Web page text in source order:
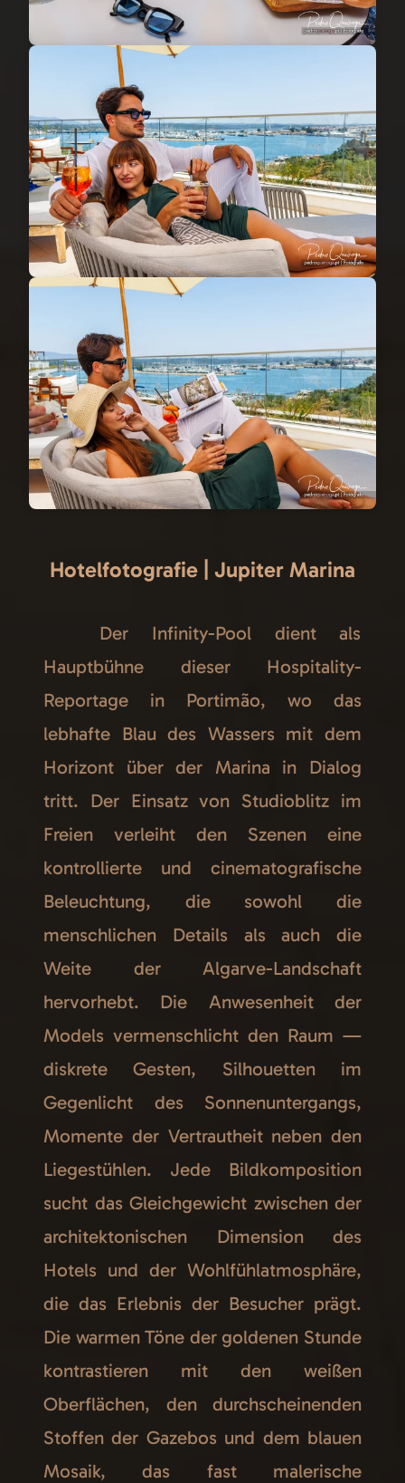
Hotelfotografie | Jupiter Marina
Der Infinity-Pool dient als
Hauptbühne dieser Hospitality-
Reportage in Portimão, wo das
lebhafte Blau des Wassers mit dem
Horizont über der Marina in Dialog
tritt. Der Einsatz von Studioblitz im
Freien verleiht den Szenen eine
kontrollierte und cinematografische
Beleuchtung, die sowohl die
menschlichen Details als auch die
Weite der Algarve-Landschaft
hervorhebt. Die Anwesenheit der
Models vermenschlicht den Raum —
diskrete Gesten, Silhouetten im
Gegenlicht des Sonnenuntergangs,
Momente der Vertrautheit neben den
Liegestühlen. Jede Bildkomposition
sucht das Gleichgewicht zwischen der
architektonischen Dimension des
Hotels und der Wohlfühlatmosphäre,
die das Erlebnis der Besucher prägt.
Die warmen Töne der goldenen Stunde
kontrastieren mit den weißen
Oberflächen, den durchscheinenden
Stoffen der Gazebos und dem blauen
Mosaik, das fast malerische